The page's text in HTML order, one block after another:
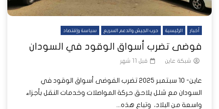
أخبار الرئيسية حرب الجيش والدعم السريع سياسة وإقتصاد
فوضى تضرب أسواق الوقود في السودان
شبكة عاين قبل 11 شهر
عاين- 10 سبتمبر 2025 تضرب الفوضى أسواق الوقود في
السودان مع شلل يلاحق حركة المواصلات وخدمات النقل بأجزاء
واسعة من البلاد، وتباع هذه...